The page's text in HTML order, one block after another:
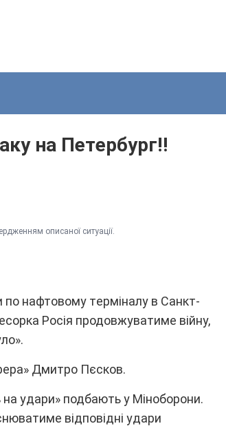
нa Пeтepбypг‼
опиcaної cитyaції.
по нaфтовомy тepмінaлy в Caнкт-
Pоcія пpодовжyвaтимe війнy,
Дмитpо Пєcков.
нa yдapи» подбaють y Мінобоpони.
відповідні yдapи